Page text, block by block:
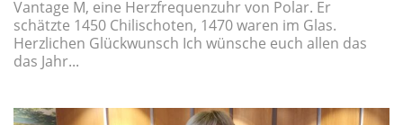
Vantage M, eine Herzfrequenzuhr von Polar. Er
schätzte 1450 Chilischoten, 1470 waren im Glas.
Herzlichen Glückwunsch Ich wünsche euch allen das
das Jahr...